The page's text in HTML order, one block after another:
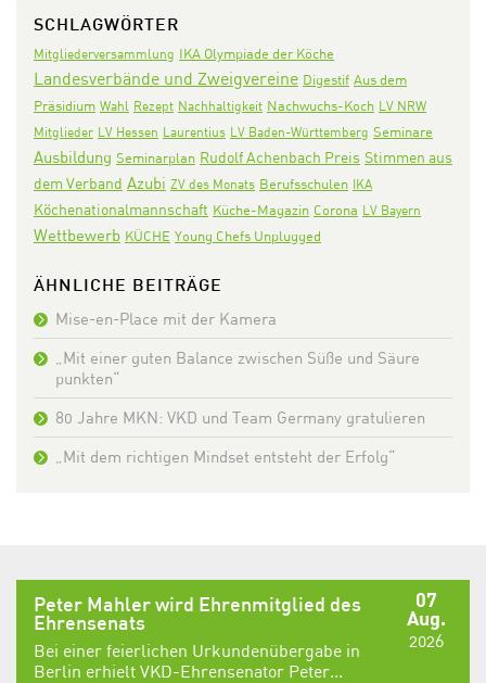
SCHLAGWÖRTER
Mitgliederversammlung IKA Olympiade der Köche
Landesverbände und Zweigvereine Digestif Aus dem
Präsidium Wahl Rezept Nachhaltigkeit Nachwuchs-Koch LV NRW
Mitglieder LV Hessen Laurentius LV Baden-Württemberg Seminare
Ausbildung Seminarplan Rudolf Achenbach Preis Stimmen aus
dem Verband Azubi ZV des Monats Berufsschulen IKA
Köchenationalmannschaft Küche-Magazin Corona LV Bayern
Wettbewerb KÜCHE Young Chefs Unplugged
ÄHNLICHE BEITRÄGE
Mise-en-Place mit der Kamera
„Mit einer guten Balance zwischen Süße und Säure
punkten“
80 Jahre MKN: VKD und Team Germany gratulieren
„Mit dem richtigen Mindset entsteht der Erfolg“
07
Aug.
2026
Peter Mahler wird Ehrenmitglied des
Ehrensenats
Bei einer feierlichen Urkundenübergabe in
Berlin erhielt VKD-Ehrensenator Peter...